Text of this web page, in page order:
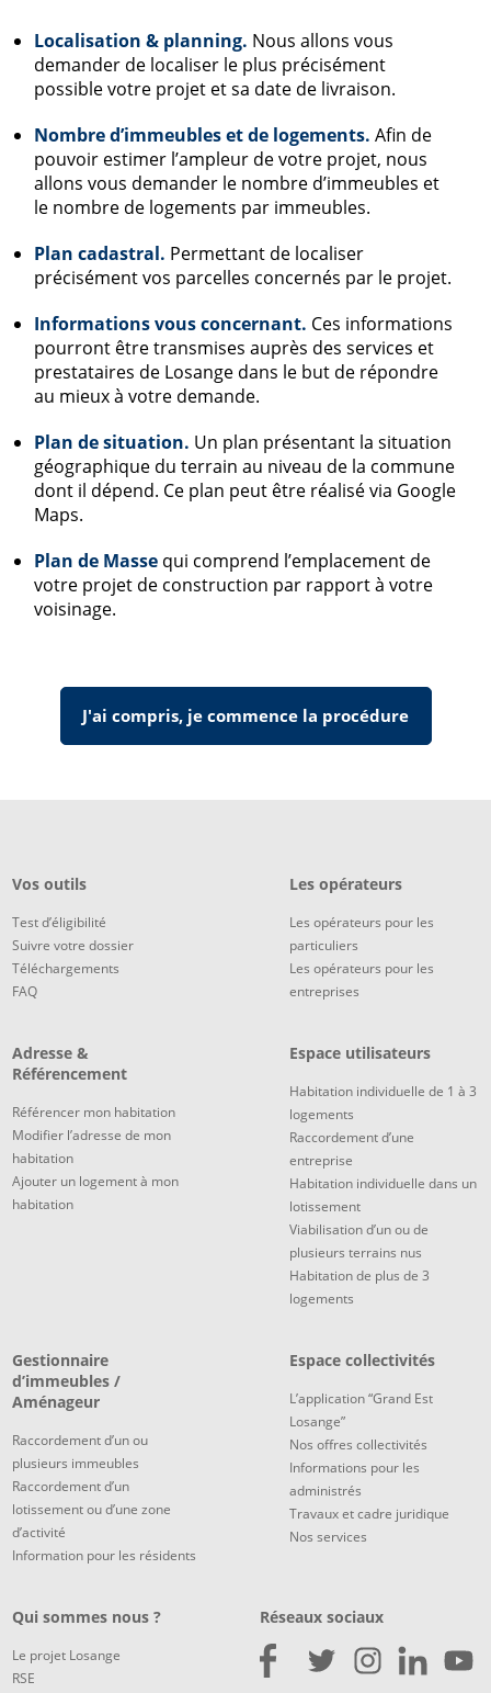
Localisation & planning. Nous allons vous
demander de localiser le plus précisément
possible votre projet et sa date de livraison.
Nombre d’immeubles et de logements. Afin de
pouvoir estimer l’ampleur de votre projet, nous
allons vous demander le nombre d’immeubles et
le nombre de logements par immeubles.
Plan cadastral. Permettant de localiser
précisément vos parcelles concernés par le projet.
Informations vous concernant. Ces informations
pourront être transmises auprès des services et
prestataires de Losange dans le but de répondre
au mieux à votre demande.
Plan de situation. Un plan présentant la situation
géographique du terrain au niveau de la commune
dont il dépend. Ce plan peut être réalisé via Google
Maps.
Plan de Masse qui comprend l’emplacement de
votre projet de construction par rapport à votre
voisinage.
J'ai compris, je commence la procédure
Vos outils
Test d’éligibilité
Suivre votre dossier
Téléchargements
FAQ
Les opérateurs
Les opérateurs pour les
particuliers
Les opérateurs pour les
entreprises
Adresse &
Référencement
Référencer mon habitation
Modifier l’adresse de mon
habitation
Ajouter un logement à mon
habitation
Espace utilisateurs
Habitation individuelle de 1 à 3
logements
Raccordement d’une
entreprise
Habitation individuelle dans un
lotissement
Viabilisation d’un ou de
plusieurs terrains nus
Habitation de plus de 3
logements
Gestionnaire
d’immeubles /
Aménageur
Raccordement d’un ou
plusieurs immeubles
Raccordement d’un
lotissement ou d’une zone
d’activité
Information pour les résidents
Espace collectivités
L’application “Grand Est
Losange”
Nos offres collectivités
Informations pour les
administrés
Travaux et cadre juridique
Nos services
Qui sommes nous ?
Le projet Losange
RSE
Réseaux sociaux